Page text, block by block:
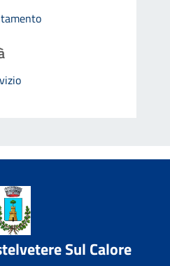
Sul Calore